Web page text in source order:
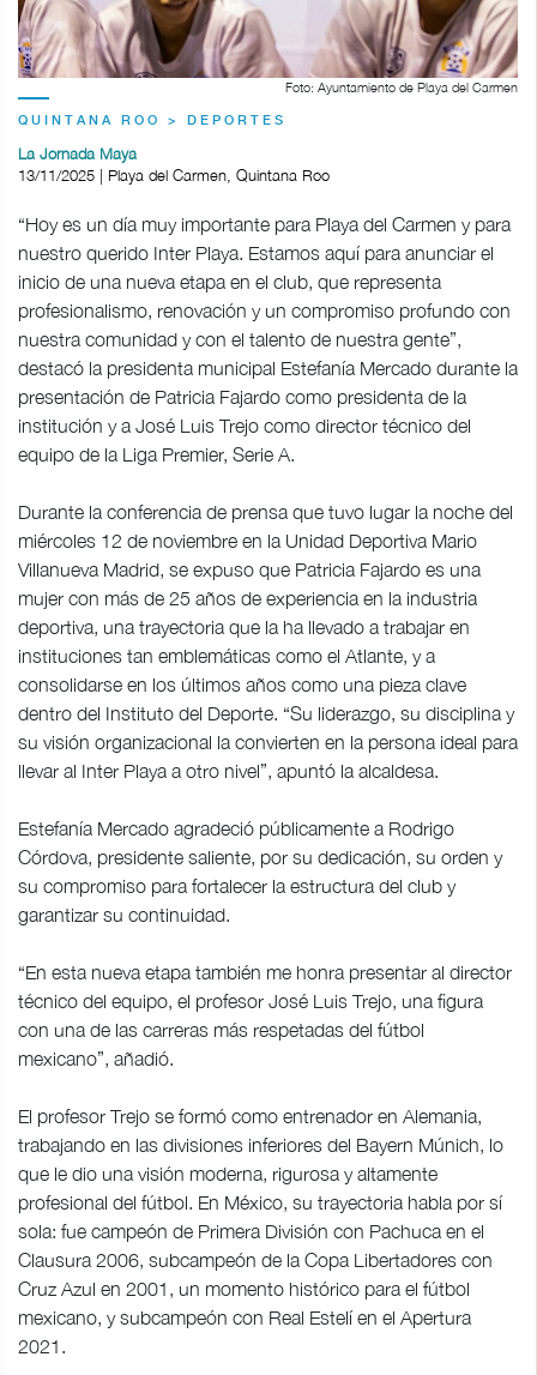
Foto: Ayuntamiento de Playa del Carmen
QUINTANA ROO > DEPORTES
La Jornada Maya
13/11/2025 | Playa del Carmen, Quintana Roo
“Hoy es un día muy importante para Playa del Carmen y para
nuestro querido Inter Playa. Estamos aquí para anunciar el
inicio de una nueva etapa en el club, que representa
profesionalismo, renovación y un compromiso profundo con
nuestra comunidad y con el talento de nuestra gente”,
destacó la presidenta municipal Estefanía Mercado durante la
presentación de Patricia Fajardo como presidenta de la
institución y a José Luis Trejo como director técnico del
equipo de la Liga Premier, Serie A.
Durante la conferencia de prensa que tuvo lugar la noche del
miércoles 12 de noviembre en la Unidad Deportiva Mario
Villanueva Madrid, se expuso que Patricia Fajardo es una
mujer con más de 25 años de experiencia en la industria
deportiva, una trayectoria que la ha llevado a trabajar en
instituciones tan emblemáticas como el Atlante, y a
consolidarse en los últimos años como una pieza clave
dentro del Instituto del Deporte. “Su liderazgo, su disciplina y
su visión organizacional la convierten en la persona ideal para
llevar al Inter Playa a otro nivel”, apuntó la alcaldesa.
Estefanía Mercado agradeció públicamente a Rodrigo
Córdova, presidente saliente, por su dedicación, su orden y
su compromiso para fortalecer la estructura del club y
garantizar su continuidad.
“En esta nueva etapa también me honra presentar al director
técnico del equipo, el profesor José Luis Trejo, una figura
con una de las carreras más respetadas del fútbol
mexicano”, añadió.
El profesor Trejo se formó como entrenador en Alemania,
trabajando en las divisiones inferiores del Bayern Múnich, lo
que le dio una visión moderna, rigurosa y altamente
profesional del fútbol. En México, su trayectoria habla por sí
sola: fue campeón de Primera División con Pachuca en el
Clausura 2006, subcampeón de la Copa Libertadores con
Cruz Azul en 2001, un momento histórico para el fútbol
mexicano, y subcampeón con Real Estelí en el Apertura
2021.